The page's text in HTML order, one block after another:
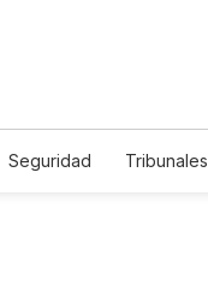
Seguridad Tribunales